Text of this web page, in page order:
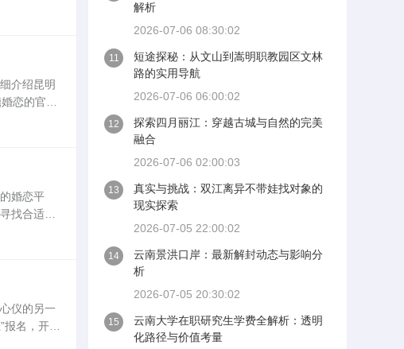
。滇圆
介绍昆明
恋的官方
店，与工
婚恋平
找合适的
，首先要
仪的另一
名，开启
官方网站
解析
2026-07-06 08:30:02
11
短途探秘：从文山到嵩明职教园区文林
路的实用导航
2026-07-06 06:00:02
12
探索四月丽江：穿越古城与自然的完美
融合
2026-07-06 02:00:03
13
真实与挑战：双江离异不带娃找对象的
现实探索
2026-07-05 22:00:02
14
云南景洪口岸：最新解封动态与影响分
析
2026-07-05 20:30:02
15
云南大学在职研究生学费全解析：透明
化路径与价值考量